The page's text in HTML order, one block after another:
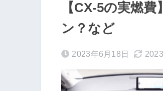
【CX-5の実燃
ン？など
2023年6月18日